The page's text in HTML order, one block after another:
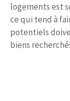
logements est
ce qui tend à
potentiels
biens